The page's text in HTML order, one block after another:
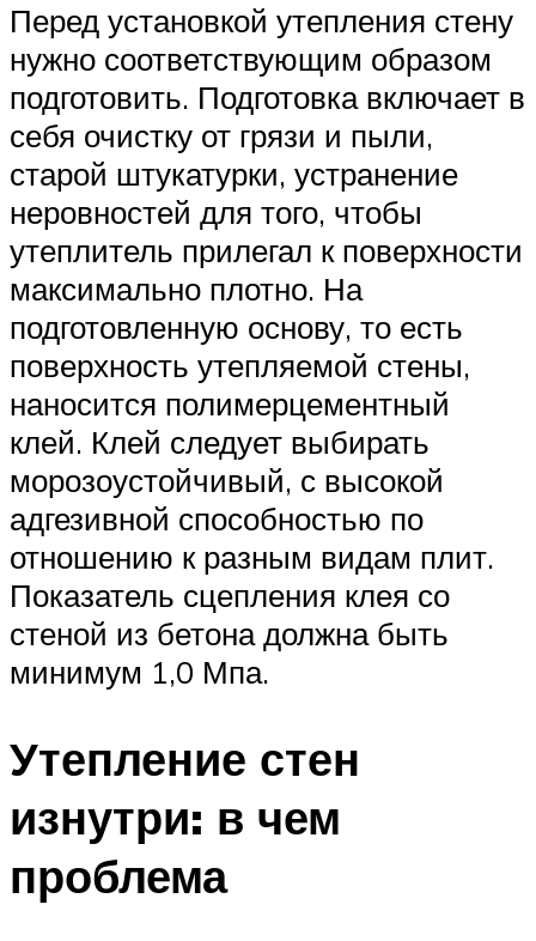
Перед установкой утепления стену
нужно соответствующим образом
подготовить. Подготовка включает в
себя очистку от грязи и пыли,
старой штукатурки, устранение
неровностей для того, чтобы
утеплитель прилегал к поверхности
максимально плотно. На
подготовленную основу, то есть
поверхность утепляемой стены,
наносится полимерцементный
клей. Клей следует выбирать
морозоустойчивый, с высокой
адгезивной способностью по
отношению к разным видам плит.
Показатель сцепления клея со
стеной из бетона должна быть
минимум 1,0 Мпа.
Утепление стен
изнутри: в чем
проблема